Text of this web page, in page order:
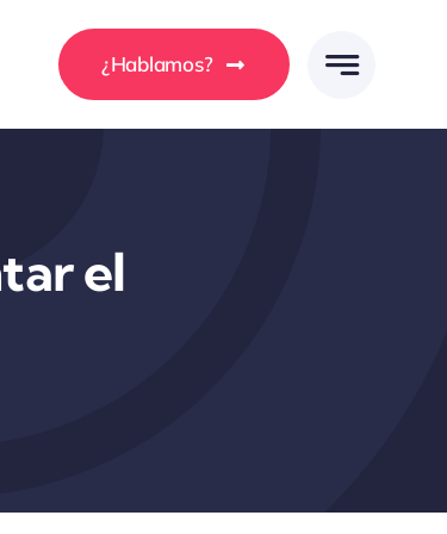
¿Hablamos?
el